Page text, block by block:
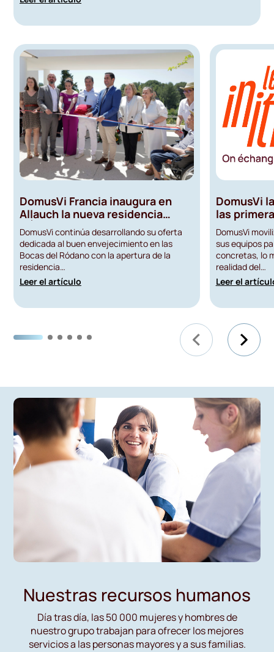
DomusVi Francia inaugura en
Allauch la nueva residencia
L’Écrin des Collines, un
establecimiento de nueva
generación dedicado al
bienestar y al acompañamiento
de las personas mayores y de
sus familias.
DomusVi continúa desarrollando su oferta
dedicada al buen envejecimiento en las
Bocas del Ródano con la apertura de la
residencia…
Leer el artículo
DomusVi
las
reinventar
de los
de las
DomusVi
sus equipos
concretas, lo
realidad del…
Leer el
Nuestras recursos humanos
Día tras día, las 50 000 mujeres y hombres de
nuestro grupo trabajan para ofrecer los mejores
servicios a las personas mayores y a sus familias.